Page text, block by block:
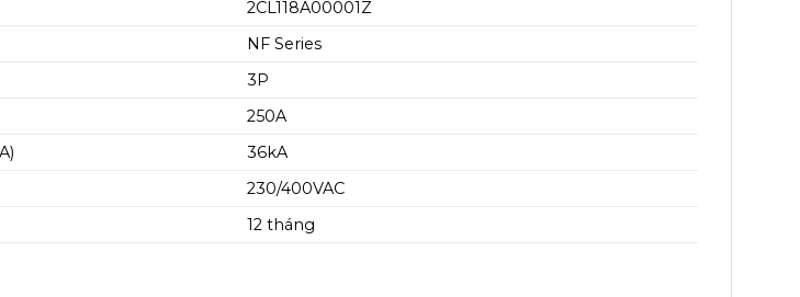
2CL118A00001Z
NF Series
3P
250A
36kA
230/400VAC
12 tháng